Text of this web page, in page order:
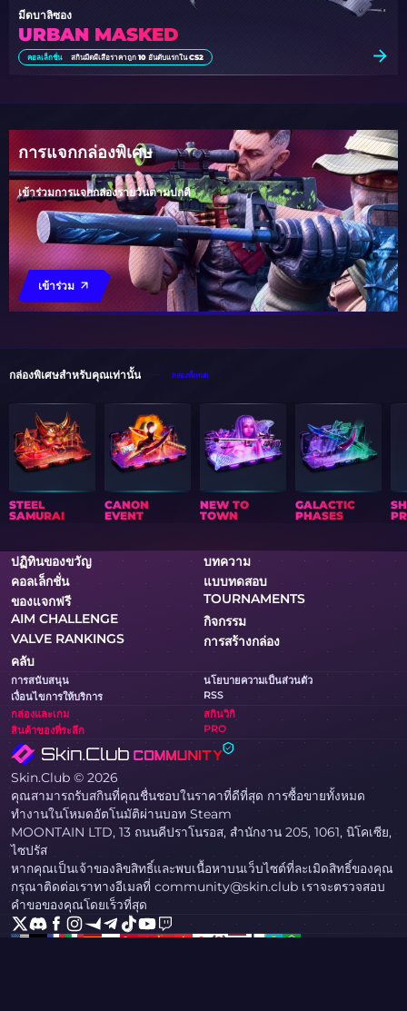
URBAN MASKED
มีดบาลิซอง
คอลเล็กชั่น สกินมีดผีเสื้อราคาถูก 10 อันดับแรกใน CS2
การแจกกล่องพิเศษ
เข้าร่วมการแจกกล่องรายวันตามปกติ
เข้าร่วม
กล่องพิเศษสำหรับคุณเท่านั้น กล่องทั้งหมด
STEEL
SAMURAI
CANON
EVENT
NEW TO
TOWN
GALACTIC
PHASES
ปฏิทินของขวัญ
บทความ
คอลเล็กชั่น
แบบทดสอบ
ของแจกฟรี
TOURNAMENTS
AIM CHALLENGE
กิจกรรม
VALVE RANKINGS
การสร้างกล่อง
คลับ
การสนับสนุน
นโยบายความเป็นส่วนตัว
เงื่อนไขการให้บริการ
RSS
กล่องและเกม
สกินวิกิ
สินค้าของที่ระลึก
PRO
Skin.Club © 2026
คุณสามารถรับสกินที่คุณชื่นชอบในราคาที่ดีที่สุด การซื้อขายทั้งหมด
ทำงานในโหมดอัตโนมัติผ่านบอท Steam
MOONTAIN LTD, 13 ถนนคีปราโนรอส, สำนักงาน 205, 1061, นิโคเซีย,
ไซปรัส
หากคุณเป็นเจ้าของลิขสิทธิ์และพบเนื้อหาบนเว็บไซต์ที่ละเมิดสิทธิ์ของคุณ
กรุณาติดต่อเราทางอีเมลที่ community@skin.club เราจะตรวจสอบ
คำขอของคุณโดยเร็วที่สุด